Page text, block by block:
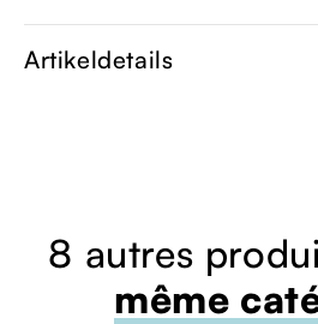
Artikeldetails
8 autres
même